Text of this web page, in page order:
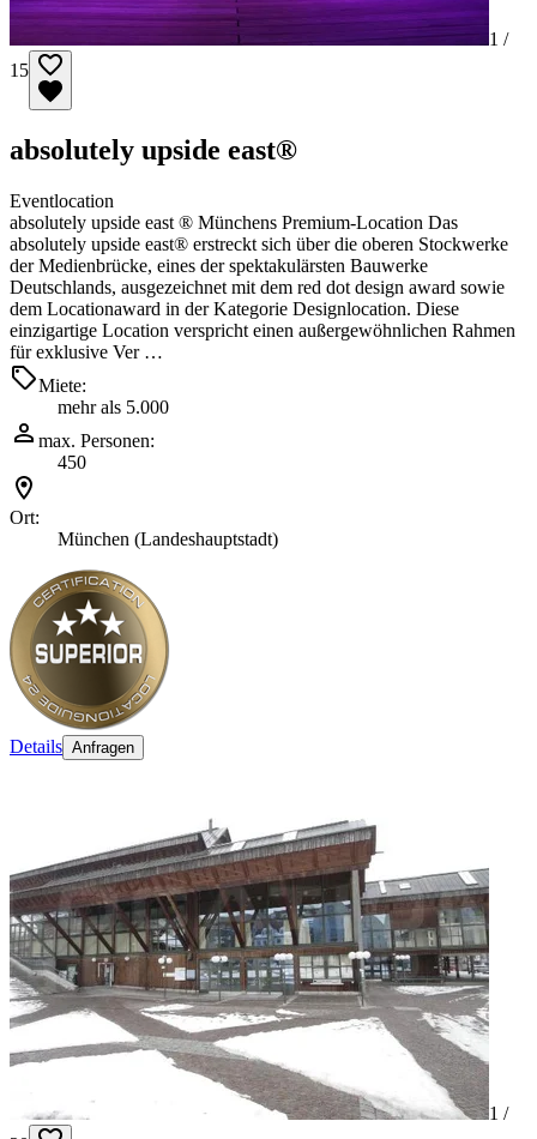
1 /
15
absolutely upside east®
Eventlocation
absolutely upside east ® Münchens Premium-Location Das
absolutely upside east® erstreckt sich über die oberen Stockwerke
der Medienbrücke, eines der spektakulärsten Bauwerke
Deutschlands, ausgezeichnet mit dem red dot design award sowie
dem Locationaward in der Kategorie Designlocation. Diese
einzigartige Location verspricht einen außergewöhnlichen Rahmen
für exklusive Ver …
Miete:
mehr als 5.000
max. Personen:
450
Ort:
München (Landeshauptstadt)
Details Anfragen
1 /